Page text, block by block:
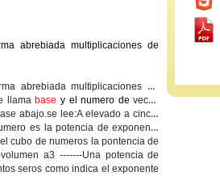
abrebiada multiplicaciones de
abrebiada multiplicaciones de
llama base y el numero de veces
abajo.se lee:A elevado a cinco.
es la potencia de exponente
cubo de numeros la pontencia de
a3 -------Una potencia de
seros como indica el exponente